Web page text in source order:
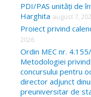
c
h
f
o
r
PDI/PAS unități de
Harghita august 7,
Proiect privind
2026
Ordin MEC nr.
Metodologiei
concursului pentru
director adjunct
preuniversitar de